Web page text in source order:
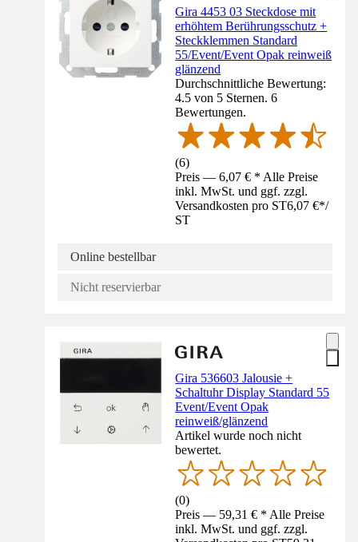
Gira 4453 03 Steckdose mit
erhöhtem Berührungsschutz +
Steckklemmen Standard
55/Event/Event Opak reinweiß
glänzend
Durchschnittliche Bewertung:
4.5 von 5 Sternen. 6
Bewertungen.
(6)
Preis — 6,07 € * Alle Preise
inkl. MwSt. und ggf. zzgl.
Versandkosten pro ST6,07 €*/
ST
Online bestellbar
Nicht reservierbar
Gira 536603 Jalousie +
Schaltuhr Display Standard 55
Event/Event Opak
reinweiß/glänzend
Artikel wurde noch nicht
bewertet.
(0)
Preis — 59,31 € * Alle Preise
inkl. MwSt. und ggf. zzgl.